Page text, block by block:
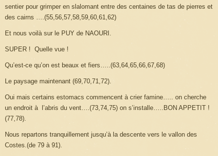
sentier pour grimper en slalomant entre des centaines de tas de pierres et
des cairns ….(55,56,57,58,59,60,61,62)
Et nous voilà sur le PUY de NAOURI.
SUPER ! Quelle vue !
Qu’est-ce qu’on est beaux et fiers…..(63,64,65,66,67,68)
Le paysage maintenant (69,70,71,72).
Oui mais certains estomacs commencent à crier famine….. on cherche
un endroit à l’abris du vent….(73,74,75) on s’installe…..BON APPETIT !
(77,78).
Nous repartons tranquillement jusqu’à la descente vers le vallon des
Costes.(de 79 à 91).